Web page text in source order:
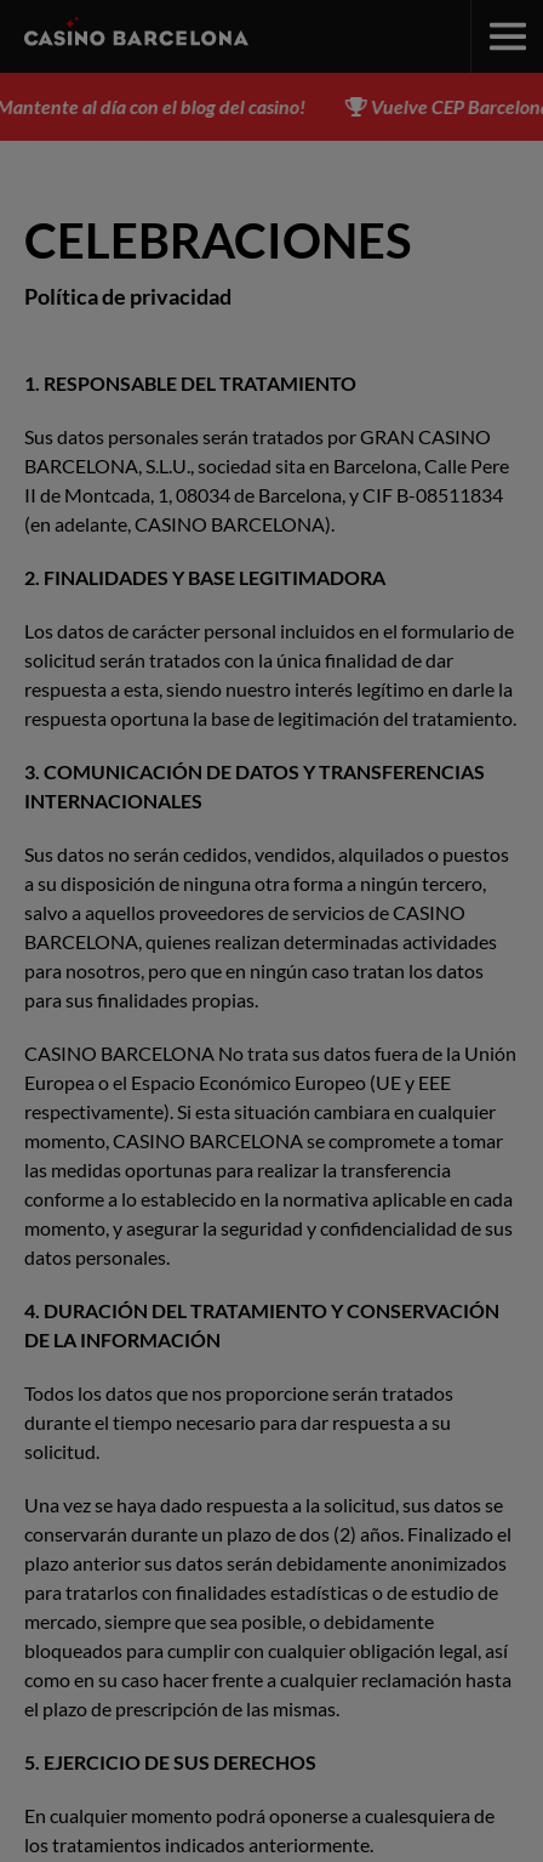
al día con el blog del casino! Vuelve CEP Barcelona,
CELEBRACIONES
Política de privacidad
1. RESPONSABLE DEL TRATAMIENTO
Sus datos personales serán tratados por GRAN CASINO
BARCELONA, S.L.U., sociedad sita en Barcelona, Calle Pere
II de Montcada, 1, 08034 de Barcelona, y CIF B-08511834
(en adelante, CASINO BARCELONA).
2. FINALIDADES Y BASE LEGITIMADORA
Los datos de carácter personal incluidos en el formulario de
solicitud serán tratados con la única finalidad de dar
respuesta a esta, siendo nuestro interés legítimo en darle la
respuesta oportuna la base de legitimación del tratamiento.
3. COMUNICACIÓN DE DATOS Y TRANSFERENCIAS
INTERNACIONALES
Sus datos no serán cedidos, vendidos, alquilados o puestos
a su disposición de ninguna otra forma a ningún tercero,
salvo a aquellos proveedores de servicios de CASINO
BARCELONA, quienes realizan determinadas actividades
para nosotros, pero que en ningún caso tratan los datos
para sus finalidades propias.
CASINO BARCELONA No trata sus datos fuera de la Unión
Europea o el Espacio Económico Europeo (UE y EEE
respectivamente). Si esta situación cambiara en cualquier
momento, CASINO BARCELONA se compromete a tomar
las medidas oportunas para realizar la transferencia
conforme a lo establecido en la normativa aplicable en cada
momento, y asegurar la seguridad y confidencialidad de sus
datos personales.
4. DURACIÓN DEL TRATAMIENTO Y CONSERVACIÓN
DE LA INFORMACIÓN
Todos los datos que nos proporcione serán tratados
durante el tiempo necesario para dar respuesta a su
solicitud.
Una vez se haya dado respuesta a la solicitud, sus datos se
conservarán durante un plazo de dos (2) años. Finalizado el
plazo anterior sus datos serán debidamente anonimizados
para tratarlos con finalidades estadísticas o de estudio de
mercado, siempre que sea posible, o debidamente
bloqueados para cumplir con cualquier obligación legal, así
como en su caso hacer frente a cualquier reclamación hasta
el plazo de prescripción de las mismas.
5. EJERCICIO DE SUS DERECHOS
En cualquier momento podrá oponerse a cualesquiera de
los tratamientos indicados anteriormente.